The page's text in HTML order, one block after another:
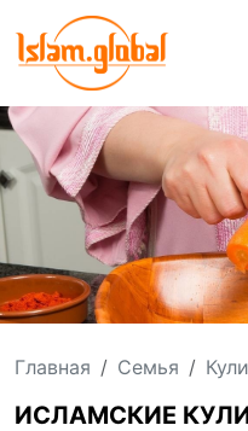
Главная Семья
ИСЛАМСКИЕ